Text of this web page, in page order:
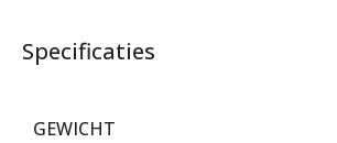
Specificaties
GEWICHT